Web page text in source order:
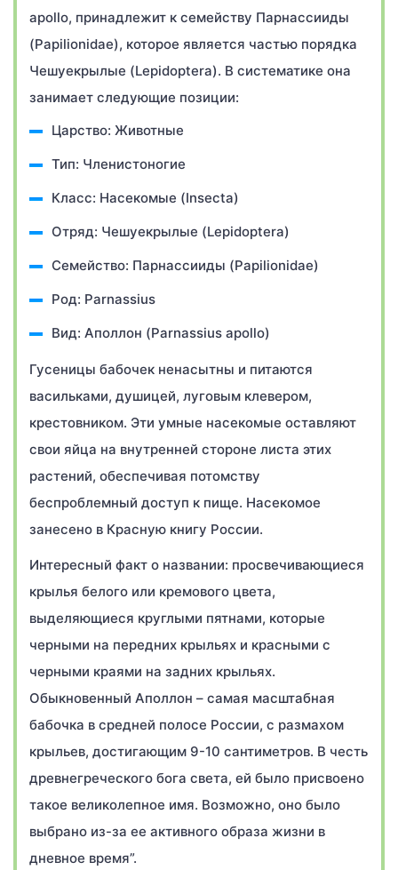
apollo, принадлежит к семейству Парнассииды
(Papilionidae), которое является частью порядка
Чешуекрылые (Lepidoptera). В систематике она
занимает следующие позиции:
Царство: Животные
Тип: Членистоногие
Класс: Насекомые (Insecta)
Отряд: Чешуекрылые (Lepidoptera)
Семейство: Парнассииды (Papilionidae)
Род: Parnassius
Вид: Аполлон (Parnassius apollo)
Гусеницы бабочек ненасытны и питаются
васильками, душицей, луговым клевером,
крестовником. Эти умные насекомые оставляют
свои яйца на внутренней стороне листа этих
растений, обеспечивая потомству
беспроблемный доступ к пище. Насекомое
занесено в Красную книгу России.
Интересный факт о названии: просвечивающиеся
крылья белого или кремового цвета,
выделяющиеся круглыми пятнами, которые
черными на передних крыльях и красными с
черными краями на задних крыльях.
Обыкновенный Аполлон – самая масштабная
бабочка в средней полосе России, с размахом
крыльев, достигающим 9-10 сантиметров. В честь
древнегреческого бога света, ей было присвоено
такое великолепное имя. Возможно, оно было
выбрано из-за ее активного образа жизни в
дневное время”.